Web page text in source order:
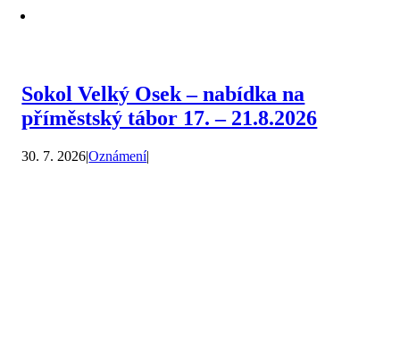
Sokol Velký Osek – nabídka na
příměstský tábor 17. – 21.8.2026
30. 7. 2026|Oznámení|